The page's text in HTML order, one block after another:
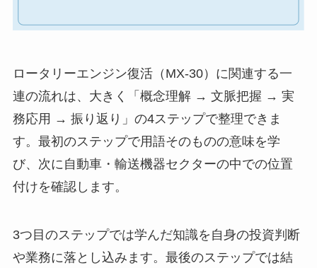
ロータリーエンジン復活（MX-30）に関連する一
連の流れは、大きく「概念理解 → 文脈把握 → 実
務応用 → 振り返り」の4ステップで整理できま
す。最初のステップで用語そのものの意味を学
び、次に自動車・輸送機器セクターの中での位置
付けを確認します。
3つ目のステップでは学んだ知識を自身の投資判断
や業務に落とし込みます。最後のステップでは結